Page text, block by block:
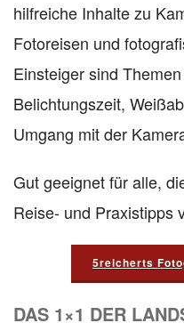
hilfreiche Inhalte zu
Fotoreisen und
Einsteiger sind
Belichtungszeit,
Umgang mit der
Gut geeignet für alle,
Reise- und Praxistipps
5reicherts
DAS 1×1 DER